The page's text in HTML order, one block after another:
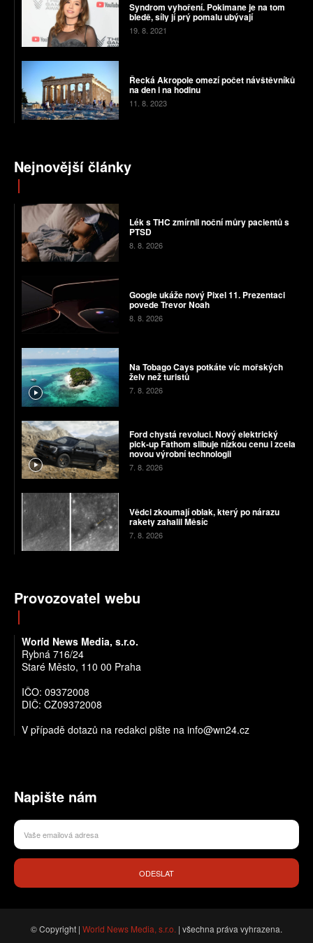
Syndrom vyhoření. Pokimane je na tom
bledě, síly jí prý pomalu ubývají
19. 8. 2021
Řecká Akropole omezí počet návštěvníků
na den i na hodinu
11. 8. 2023
Nejnovější články
Lék s THC zmírnil noční můry pacientů s
PTSD
8. 8. 2026
Google ukáže nový Pixel 11. Prezentaci
povede Trevor Noah
8. 8. 2026
Na Tobago Cays potkáte víc mořských
želv než turistů
7. 8. 2026
Ford chystá revoluci. Nový elektrický
pick-up Fathom slibuje nízkou cenu i zcela
novou výrobní technologii
7. 8. 2026
Vědci zkoumají oblak, který po nárazu
rakety zahalil Měsíc
7. 8. 2026
Provozovatel webu
World News Media, s.r.o.
Rybná 716/24
Staré Město, 110 00 Praha
IČO: 09372008
DIČ: CZ09372008
V případě dotazů na redakci pište na info@wn24.cz
Napište nám
ODESLAT
© Copyright | World News Media, s.r.o. | všechna práva vyhrazena.